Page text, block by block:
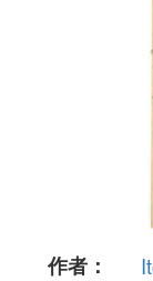
作者：